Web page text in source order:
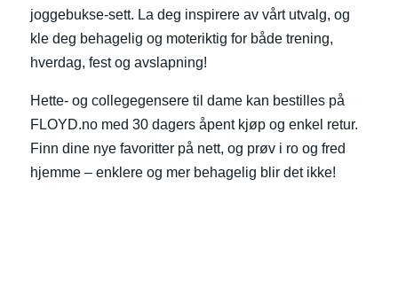
joggebukse-sett. La deg inspirere av vårt utvalg, og
kle deg behagelig og moteriktig for både trening,
hverdag, fest og avslapning!
Hette- og collegegensere til dame kan bestilles på
FLOYD.no med 30 dagers åpent kjøp og enkel retur.
Finn dine nye favoritter på nett, og prøv i ro og fred
hjemme – enklere og mer behagelig blir det ikke!